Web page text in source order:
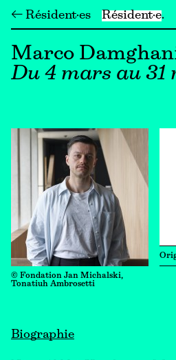
← Résident·es Résident·e
Marco
Du 4 mars au 31
© Fondation Jan Michalski,
Tonatiuh Ambrosetti
Biographie